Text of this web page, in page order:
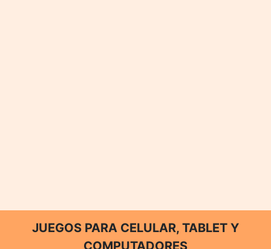
JUEGOS PARA CELULAR, TABLET Y
COMPUTADORES